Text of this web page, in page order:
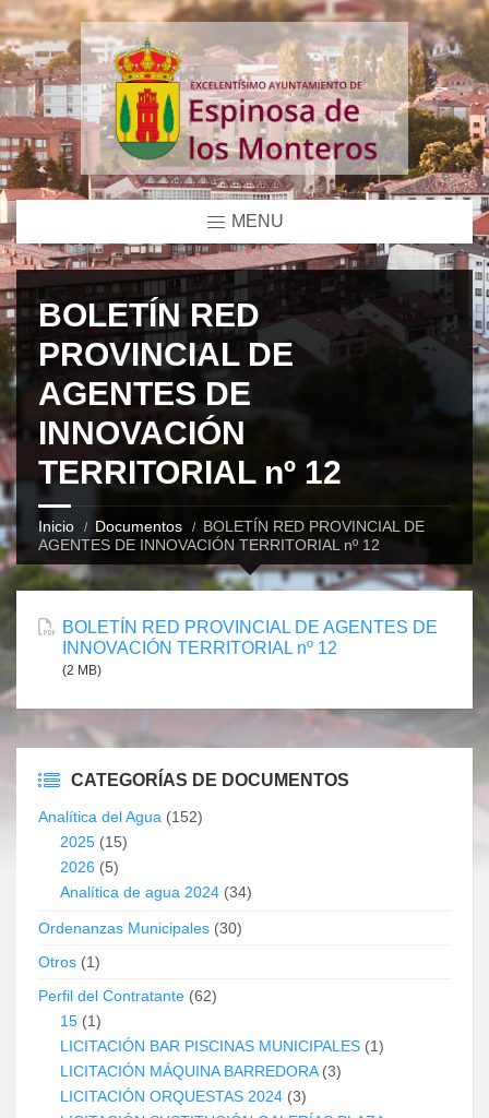
MENU
BOLETÍN RED
PROVINCIAL DE
AGENTES DE
INNOVACIÓN
TERRITORIAL nº 12
Inicio Documentos
BOLETÍN RED PROVINCIAL DE
AGENTES DE INNOVACIÓN TERRITORIAL nº 12
BOLETÍN RED PROVINCIAL DE AGENTES DE
INNOVACIÓN TERRITORIAL nº 12
(2 MB)
CATEGORÍAS DE DOCUMENTOS
Analítica del Agua (152)
2025 (15)
2026 (5)
Analítica de agua 2024 (34)
Ordenanzas Municipales (30)
Otros (1)
Perfil del Contratante (62)
15 (1)
LICITACIÓN BAR PISCINAS MUNICIPALES (1)
LICITACIÓN MÁQUINA BARREDORA(3)
LICITACIÓN ORQUESTAS 2024 (3)